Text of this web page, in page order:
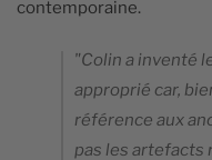
contemporaine.
"Colin a inventé
approprié car,
référence aux
pas les artefacts